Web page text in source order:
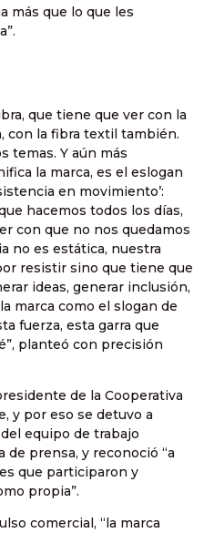
más que lo que les
que tiene que ver con la
con la fibra textil también.
temas. Y aún más
la marca, es el eslogan
en movimiento’:
hacemos todos los días,
con que no nos quedamos
no es estática, nuestra
resistir sino que tiene que
ideas, generar inclusión,
marca como el slogan de
fuerza, esta garra que
planteó con precisión
de la Cooperativa
y por eso se detuvo a
equipo de trabajo
prensa, y reconoció “a
que participaron y
propia”.
comercial, “la marca